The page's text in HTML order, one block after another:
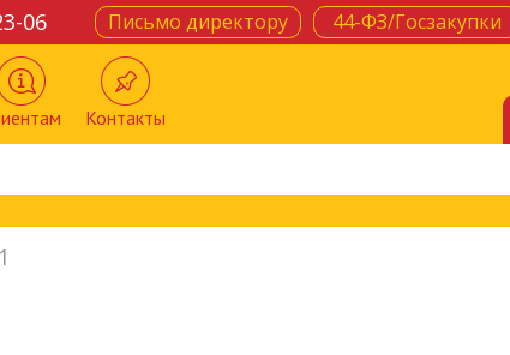
44-ФЗ/Госзакупки
Письмо директору
06
Контакты